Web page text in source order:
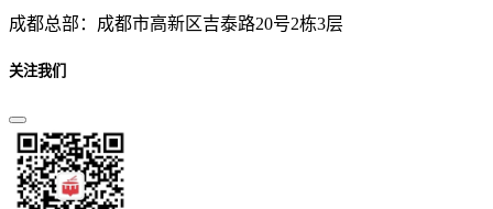
成都总部：成都市高新区吉泰路20号2栋3层
关注我们